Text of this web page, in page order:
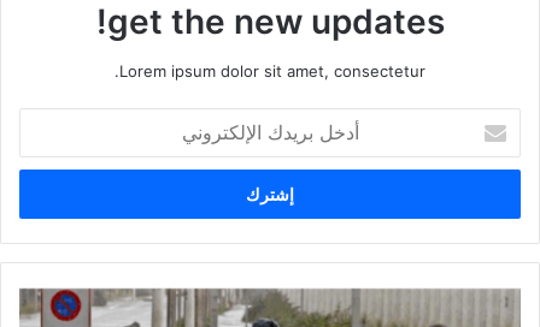
get the new updates!
Lorem ipsum dolor sit amet, consectetur.
بريدك
الإلكتروني
أفضل